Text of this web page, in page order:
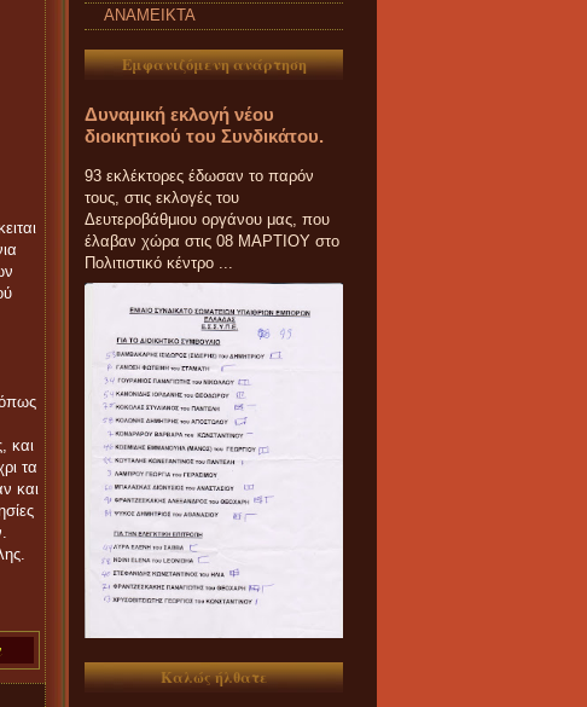
και
τα
και
ΑΝΑΜΕΙΚΤΑ
Εμφανιζόμενη ανάρτηση
Δυναμική εκλογή νέου
διοικητικού του Συνδικάτου.
93 εκλέκτορες έδωσαν το παρόν
τους, στις εκλογές του
Δευτεροβάθμιου οργάνου μας, που
έλαβαν χώρα στις 08 ΜΑΡΤΙΟΥ στο
Πολιτιστικό κέντρο ...
Καλώς ήλθατε